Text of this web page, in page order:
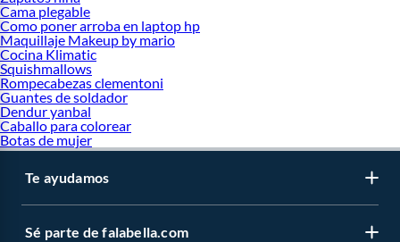
Cama plegable
Como poner arroba en laptop hp
Maquillaje Makeup by mario
Cocina Klimatic
Squishmallows
Rompecabezas clementoni
Guantes de soldador
Dendur yanbal
Caballo para colorear
Botas de mujer
Te ayudamos
Sé parte de falabella.com